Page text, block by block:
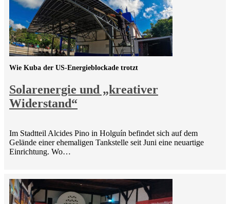
Solarenergie und „kreativer
Widerstand“
Wie Kuba der US-Energieblockade trotzt
Im Stadtteil Alcides Pino in Holguín befindet sich auf dem
Gelände einer ehemaligen Tankstelle seit Juni eine neuartige
Einrichtung. Wo…